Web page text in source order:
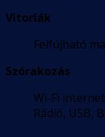
Vitorlák
Felfújható
Szórakozás
Wi-Fi internet
Rádió, USB,